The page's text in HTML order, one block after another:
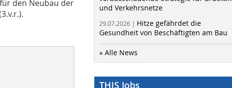
den Neubau der
und Verkehrsnetze
29.07.2026 | Hitze gefährdet die
Gesundheit von Beschäftigten am Bau
» Alle News
THIS Jobs